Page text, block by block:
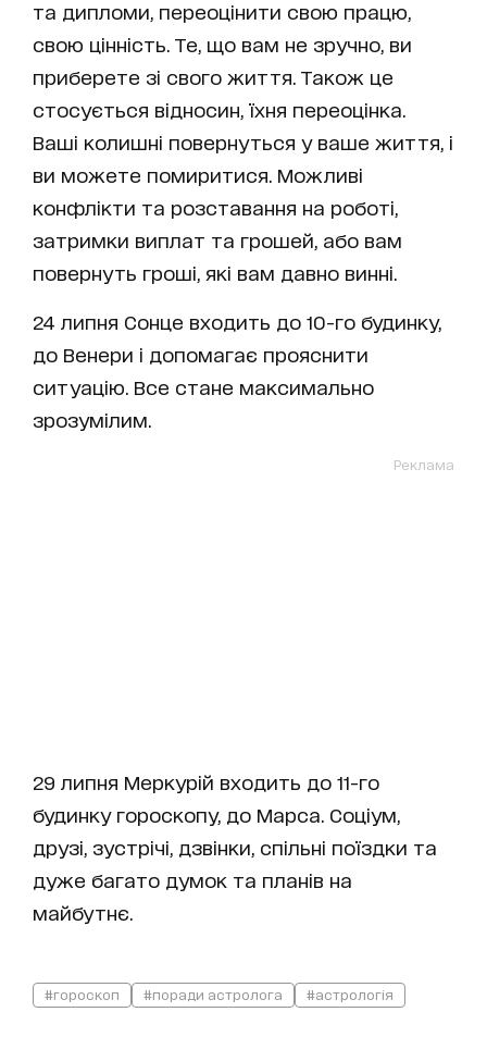
та дипломи, переоцінити свою працю,
свою цінність. Те, що вам не зручно, ви
приберете зі свого життя. Також це
стосується відносин, їхня переоцінка.
Ваші колишні повернуться у ваше життя, і
ви можете помиритися. Можливі
конфлікти та розставання на роботі,
затримки виплат та грошей, або вам
повернуть гроші, які вам давно винні.
24 липня Сонце входить до 10-го будинку,
до Венери і допомагає прояснити
ситуацію. Все стане максимально
зрозумілим.
Реклама
29 липня Меркурій входить до 11-го
будинку гороскопу, до Марса. Соціум,
друзі, зустрічі, дзвінки, спільні поїздки та
дуже багато думок та планів на
майбутнє.
#гороскоп #поради астролога #астрологія